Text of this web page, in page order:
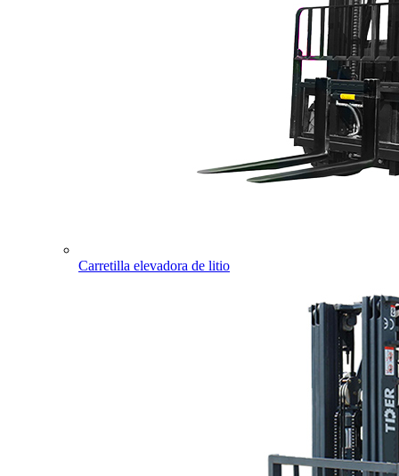
Carretilla elevadora de litio